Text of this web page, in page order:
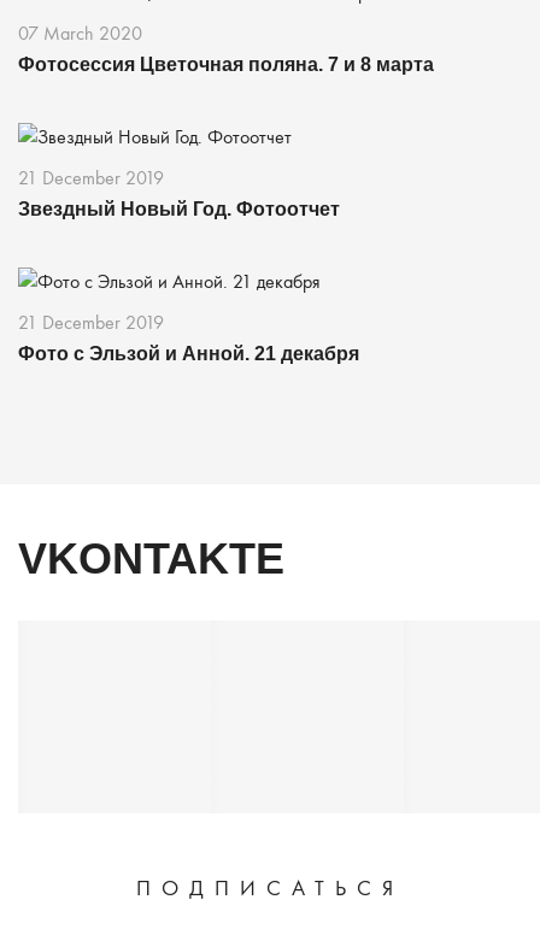
07 March 2020
Фотосессия Цветочная поляна. 7 и 8 марта
21 December 2019
Звездный Новый Год. Фотоотчет
21 December 2019
Фото с Эльзой и Анной. 21 декабря
VKONTAKTE
ПОДПИСАТЬСЯ